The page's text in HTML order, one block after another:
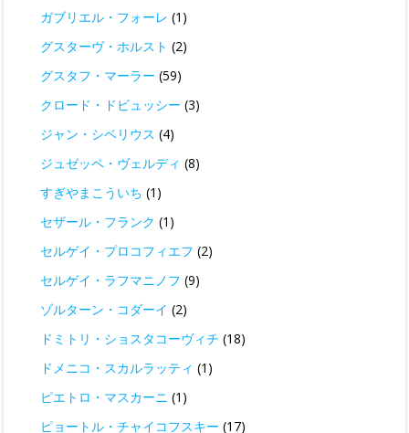
ガブリエル・フォーレ (1)
グスターヴ・ホルスト (2)
グスタフ・マーラー (59)
クロード・ドビュッシー (3)
ジャン・シベリウス (4)
ジュゼッペ・ヴェルディ (8)
すぎやまこういち (1)
セザール・フランク (1)
セルゲイ・プロコフィエフ (2)
セルゲイ・ラフマニノフ (9)
ゾルターン・コダーイ (2)
ドミトリ・ショスタコーヴィチ (18)
ドメニコ・スカルラッティ (1)
ピエトロ・マスカーニ (1)
ピョートル・チャイコフスキー (17)